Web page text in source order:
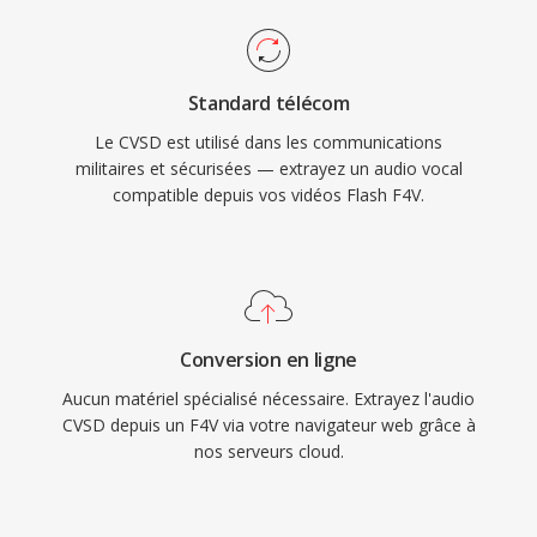
Standard télécom
Le CVSD est utilisé dans les communications
militaires et sécurisées — extrayez un audio vocal
compatible depuis vos vidéos Flash F4V.
Conversion en ligne
Aucun matériel spécialisé nécessaire. Extrayez l'audio
CVSD depuis un F4V via votre navigateur web grâce à
nos serveurs cloud.